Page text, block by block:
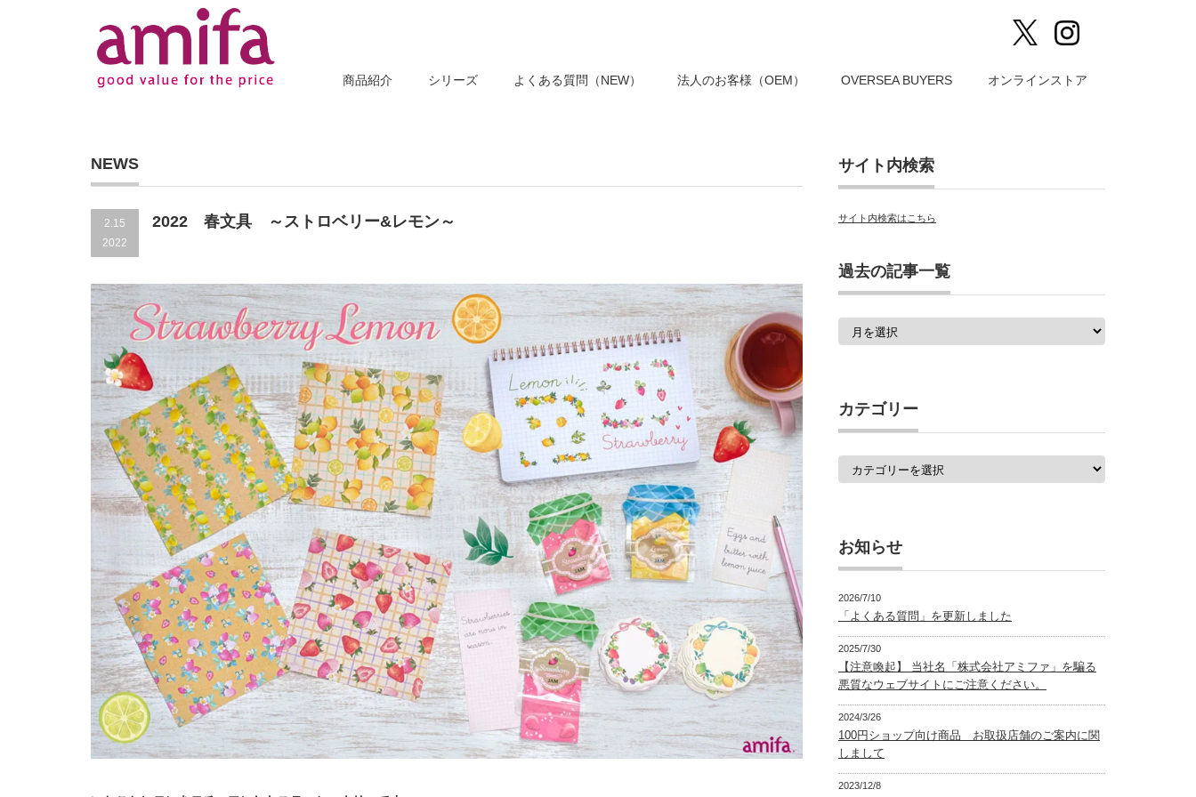
商品紹介 シリーズ よくある質問（NEW） 法人のお客様（OEM） OVERSEA BUYERS オンラインストア
NEWS
2.15
2022
2022 春文具 ～ストロベリー&レモン～
サイト内検索
サイト内検索はこちら
過去の記事一覧
過
覧
カテゴリー
カ
お知らせ
2026/7/10
「よくある質問」を更新しました
2025/7/30
【注意喚起】 当社名「株式会社アミファ」を騙る
悪質なウェブサイトにご注意ください。
2024/3/26
100円ショップ向け商品 お取扱店舗のご案内に関
しまして
2023/12/8